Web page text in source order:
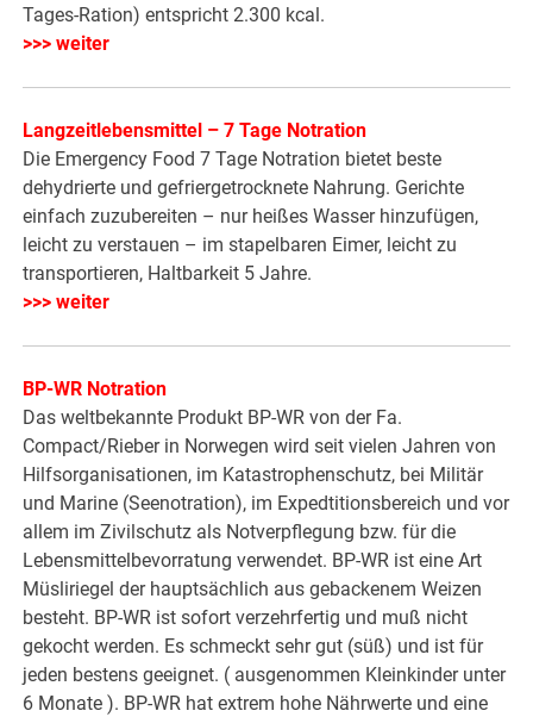
Tages-Ration) entspricht 2.300 kcal.
>>> weiter
Langzeitlebensmittel – 7 Tage Notration
Die Emergency Food 7 Tage Notration bietet beste
dehydrierte und gefriergetrocknete Nahrung. Gerichte
einfach zuzubereiten – nur heißes Wasser hinzufügen,
leicht zu verstauen – im stapelbaren Eimer, leicht zu
transportieren, Haltbarkeit 5 Jahre.
>>> weiter
BP-WR Notration
Das weltbekannte Produkt BP-WR von der Fa.
Compact/Rieber in Norwegen wird seit vielen Jahren von
Hilfsorganisationen, im Katastrophenschutz, bei Militär
und Marine (Seenotration), im Expedtitionsbereich und vor
allem im Zivilschutz als Notverpflegung bzw. für die
Lebensmittelbevorratung verwendet. BP-WR ist eine Art
Müsliriegel der hauptsächlich aus gebackenem Weizen
besteht. BP-WR ist sofort verzehrfertig und muß nicht
gekocht werden. Es schmeckt sehr gut (süß) und ist für
jeden bestens geeignet. ( ausgenommen Kleinkinder unter
6 Monate ). BP-WR hat extrem hohe Nährwerte und eine